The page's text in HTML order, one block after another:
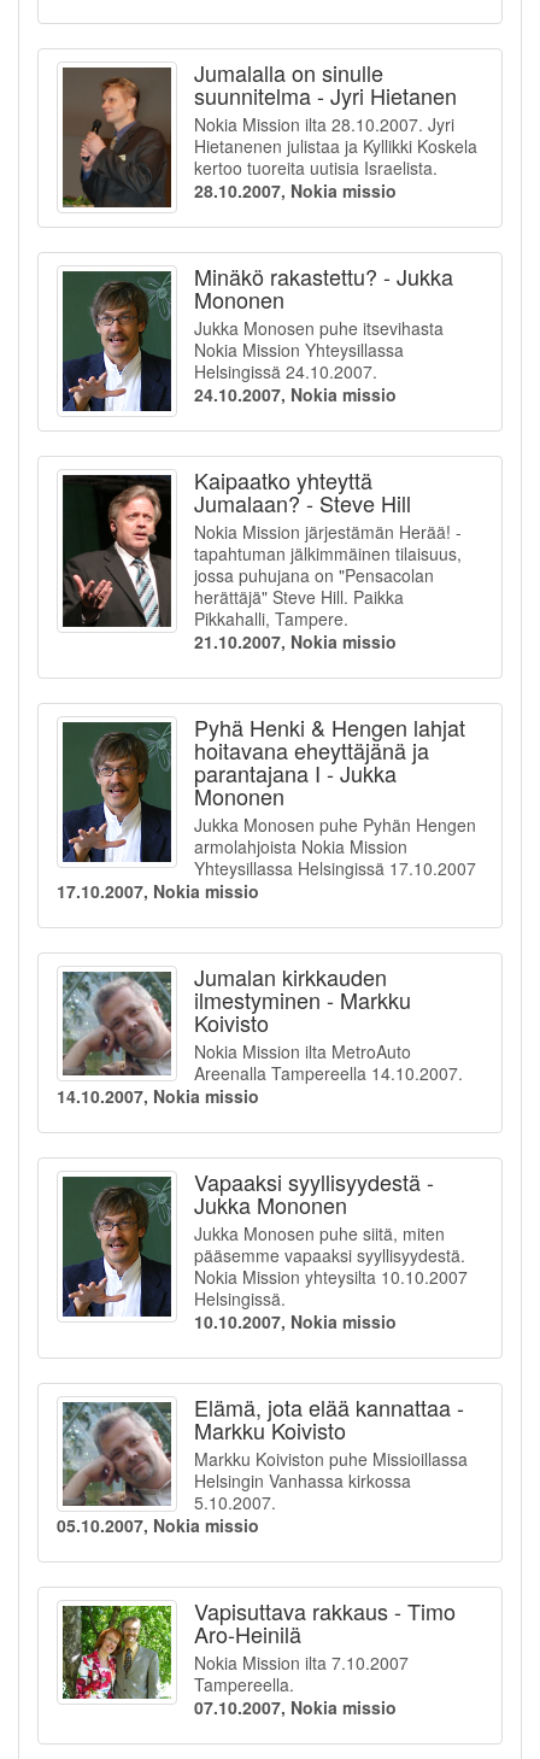
Jumalalla on sinulle
suunnitelma - Jyri Hietanen
Nokia Mission ilta 28.10.2007. Jyri
Hietanenen julistaa ja Kyllikki Koskela
kertoo tuoreita uutisia Israelista.
28.10.2007, Nokia missio
Minäkö rakastettu? - Jukka
Mononen
Jukka Monosen puhe itsevihasta
Nokia Mission Yhteysillassa
Helsingissä 24.10.2007.
24.10.2007, Nokia missio
Kaipaatko yhteyttä
Jumalaan? - Steve Hill
Nokia Mission järjestämän Herää! -
tapahtuman jälkimmäinen tilaisuus,
jossa puhujana on "Pensacolan
herättäjä" Steve Hill. Paikka
Pikkahalli, Tampere.
21.10.2007, Nokia missio
Pyhä Henki & Hengen lahjat
hoitavana eheyttäjänä ja
parantajana I - Jukka
Mononen
Jukka Monosen puhe Pyhän Hengen
armolahjoista Nokia Mission
Yhteysillassa Helsingissä 17.10.2007
17.10.2007, Nokia missio
Jumalan kirkkauden
ilmestyminen - Markku
Koivisto
Nokia Mission ilta MetroAuto
Areenalla Tampereella 14.10.2007.
14.10.2007, Nokia missio
Vapaaksi syyllisyydestä -
Jukka Mononen
Jukka Monosen puhe siitä, miten
pääsemme vapaaksi syyllisyydestä.
Nokia Mission yhteysilta 10.10.2007
Helsingissä.
10.10.2007, Nokia missio
Elämä, jota elää kannattaa -
Markku Koivisto
Markku Koiviston puhe Missioillassa
Helsingin Vanhassa kirkossa
5.10.2007.
05.10.2007, Nokia missio
Vapisuttava rakkaus - Timo
Aro-Heinilä
Nokia Mission ilta 7.10.2007
Tampereella.
07.10.2007, Nokia missio